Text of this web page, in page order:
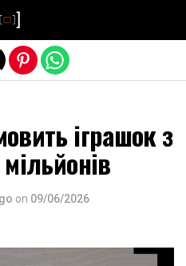
іграшок з
on 09/06/2026
version